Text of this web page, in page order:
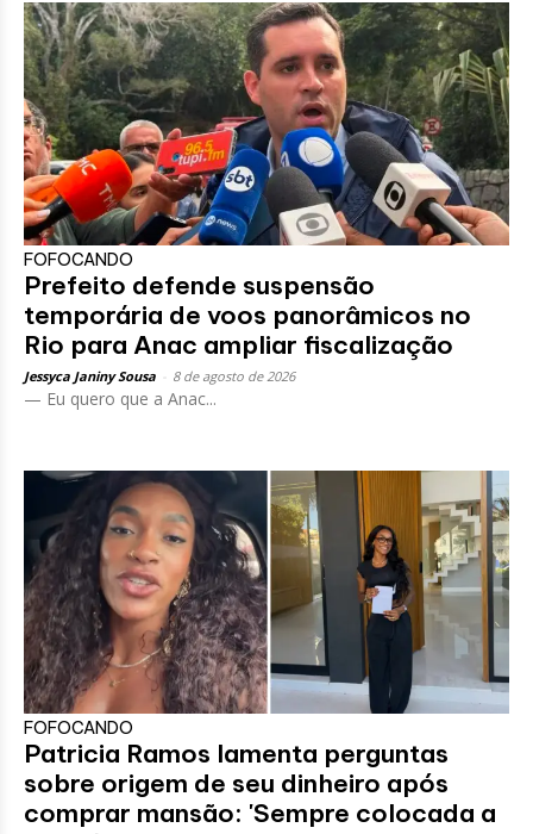
FOFOCANDO
Prefeito defende suspensão
temporária de voos panorâmicos no
Rio para Anac ampliar fiscalização
Jessyca Janiny Sousa 8 de agosto de 2026
— Eu quero que a Anac...
FOFOCANDO
Patricia Ramos lamenta perguntas
sobre origem de seu dinheiro após
comprar mansão: 'Sempre colocada a